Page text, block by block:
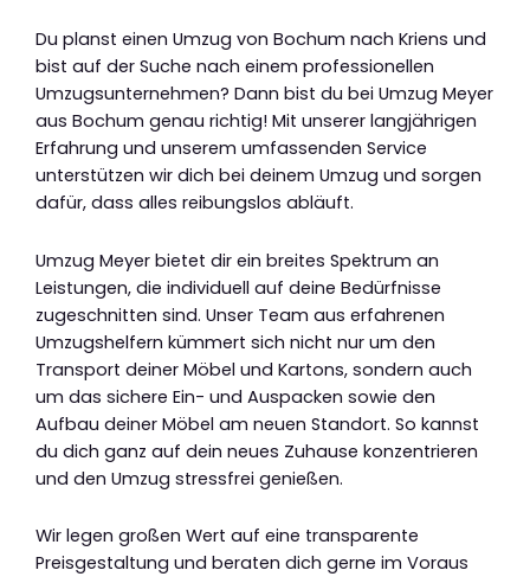
Du planst einen Umzug von Bochum nach Kriens und
bist auf der Suche nach einem professionellen
Umzugsunternehmen? Dann bist du bei Umzug Meyer
aus Bochum genau richtig! Mit unserer langjährigen
Erfahrung und unserem umfassenden Service
unterstützen wir dich bei deinem Umzug und sorgen
dafür, dass alles reibungslos abläuft.
Umzug Meyer bietet dir ein breites Spektrum an
Leistungen, die individuell auf deine Bedürfnisse
zugeschnitten sind. Unser Team aus erfahrenen
Umzugshelfern kümmert sich nicht nur um den
Transport deiner Möbel und Kartons, sondern auch
um das sichere Ein- und Auspacken sowie den
Aufbau deiner Möbel am neuen Standort. So kannst
du dich ganz auf dein neues Zuhause konzentrieren
und den Umzug stressfrei genießen.
Wir legen großen Wert auf eine transparente
Preisgestaltung und beraten dich gerne im Voraus